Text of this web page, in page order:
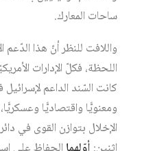
ساحات المعارك.
واللافت للنظر أنّ هذا الدّعم
اللحظة، فكلّ الإدارات
كانت السّند الداعم
ومعنويًّا واقتصاديًّا
الإخلال بتوازن القوى في